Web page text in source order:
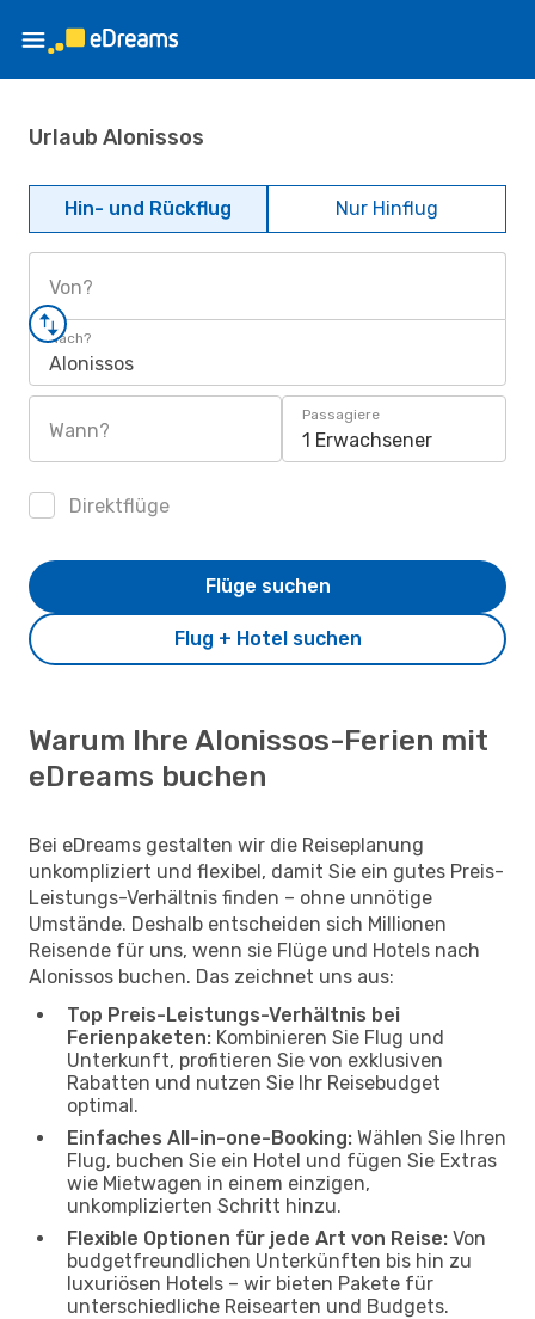
Urlaub Alonissos
Hin- und Rückflug Nur Hinflug
Von?
Nach?
Alonissos
Wann?
Passagiere
1 Erwachsener
Direktflüge
Flug + Hotel suchen
Flüge suchen
Warum Ihre Alonissos-Ferien mit
eDreams buchen
Bei eDreams gestalten wir die Reiseplanung
unkompliziert und flexibel, damit Sie ein gutes Preis-
Leistungs-Verhältnis finden – ohne unnötige
Umstände. Deshalb entscheiden sich Millionen
Reisende für uns, wenn sie Flüge und Hotels nach
Alonissos buchen. Das zeichnet uns aus:
Top Preis-Leistungs-Verhältnis bei
Ferienpaketen: Kombinieren Sie Flug und
Unterkunft, profitieren Sie von exklusiven
Rabatten und nutzen Sie Ihr Reisebudget
optimal.
Einfaches All-in-one-Booking: Wählen Sie Ihren
Flug, buchen Sie ein Hotel und fügen Sie Extras
wie Mietwagen in einem einzigen,
unkomplizierten Schritt hinzu.
Flexible Optionen für jede Art von Reise: Von
budgetfreundlichen Unterkünften bis hin zu
luxuriösen Hotels – wir bieten Pakete für
unterschiedliche Reisearten und Budgets.